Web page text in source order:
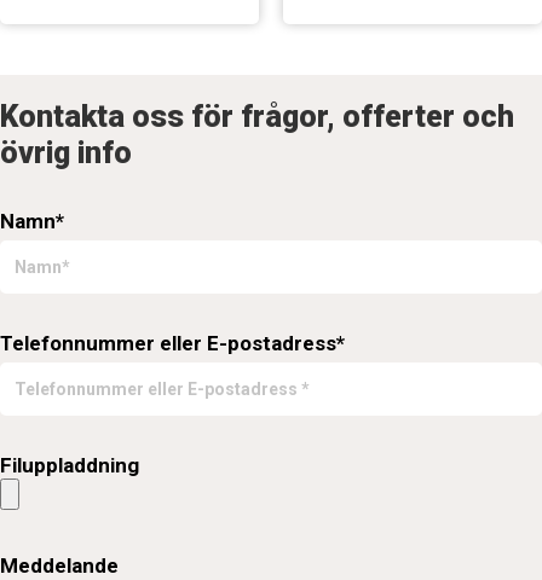
Kontakta oss för frågor, offerter och
övrig info
Namn*
Telefonnummer eller E-postadress*
Filuppladdning
Meddelande